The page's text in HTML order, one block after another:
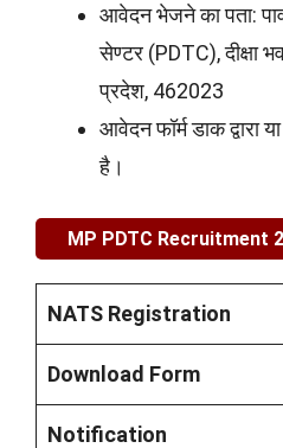
आवेदन भेजने का पता:
सेण्टर (PDTC), दीक्षा
प्रदेश, 462023
आवेदन फॉर्म डाक
है।
MP PDTC Recruitment
NATS Registration
Download Form
Notification